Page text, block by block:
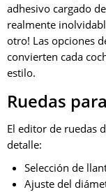
adhesivo cargado
realmente
otro! Las opciones
convierten cada
estilo.
Ruedas
El editor de ruedas
detalle:
Selección de
Ajuste del